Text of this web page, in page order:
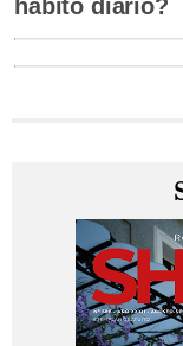
hábito diario?